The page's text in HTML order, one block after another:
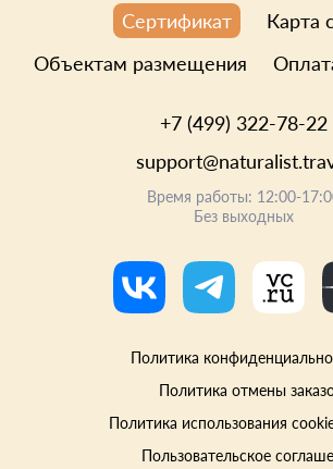
Сертификат
Карта
Объектам размещения
+7 (499) 322-78-22
Время работы: 12:00-
Без выходных
Политика
Политика отмены
Политика использования
Пользовательское